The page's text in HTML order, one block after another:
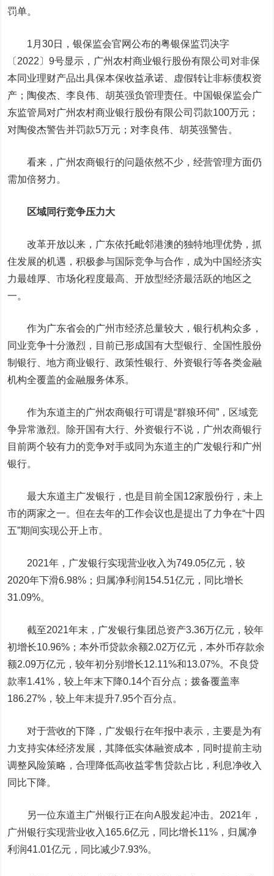
罚单。
1月30日，银保监会官网公布的粤银保监罚决字
〔2022〕9号显示，广州农村商业银行股份有限公司对非保
本同业理财产品出具保本保收益承诺、虚假转让非标债权资
产；陶俊杰、李良伟、胡英强负管理责任。中国银保监会广
东监管局对广州农村商业银行股份有限公司罚款100万元；
对陶俊杰警告并罚款5万元；对李良伟、胡英强警告。
看来，广州农商银行的问题依然不少，经营管理方面仍
需加倍努力。
区域同行竞争压力大
改革开放以来，广东依托毗邻港澳的独特地理优势，抓
住发展的机遇，积极参与国际竞争与合作，成为中国经济实
力最雄厚、市场化程度最高、开放型经济最活跃的地区之
一。
作为广东省会的广州市经济总量较大，银行机构众多，
同业竞争十分激烈，目前已形成国有大型银行、全国性股份
制银行、地方商业银行、政策性银行、外资银行等各类金融
机构全覆盖的金融服务体系。
作为东道主的广州农商银行可谓是“群狼环伺”，区域竞
争异常激烈。除开国有大行、外资银行不说，广州农商银行
目前两个较有力的竞争对手或同为东道主的广发银行和广州
银行。
最大东道主广发银行，也是目前全国12家股份行，未上
市的两家之一。但在去年的工作会议也是提出了力争在“十四
五”期间实现公开上市。
2021年，广发银行实现营业收入为749.05亿元，较
2020年下滑6.98%；归属净利润154.51亿元，同比增长
31.09%。
截至2021年末，广发银行集团总资产3.36万亿元，较年
初增长10.96%；本外币贷款余额2.02万亿元，本外币存款余
额2.09万亿元，较年初分别增长12.11%和13.07%。不良贷
款率1.41%，较上年末下降0.14个百分点；拨备覆盖率
186.27%，较上年末提升7.95个百分点。
对于营收的下降，广发银行在年报中表示，主要是为有
力支持实体经济发展，其降低实体融资成本，同时提前主动
调整风险策略，合理降低高收益零售贷款占比，利息净收入
同比下降。
另一位东道主广州银行正在向A股发起冲击。2021年，
广州银行实现营业收入165.6亿元，同比增长11%，归属净
利润41.01亿元，同比减少7.93%。